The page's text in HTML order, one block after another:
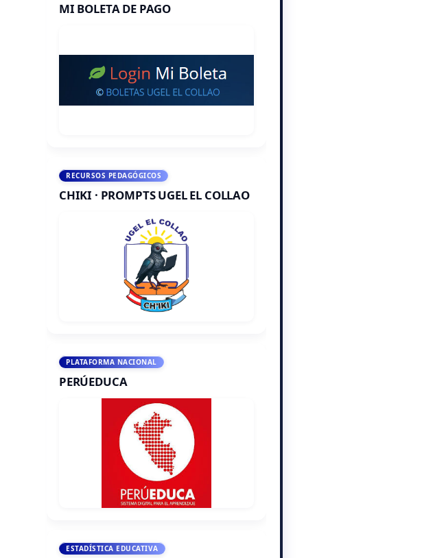
MI BOLETA DE PAGO
RECURSOS PEDAGÓGICOS
CHIKI · PROMPTS UGEL EL COLLAO
PLATAFORMA NACIONAL
PERÚEDUCA
ESTADÍSTICA EDUCATIVA